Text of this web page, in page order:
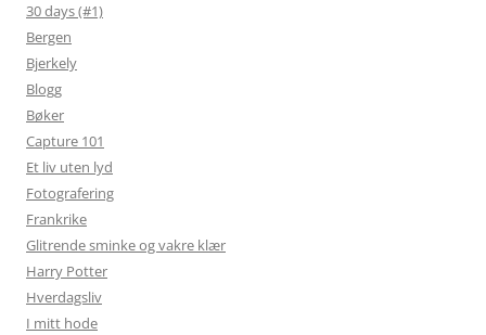
30 days (#1)
Bergen
Bjerkely
Blogg
Bøker
Capture 101
Et liv uten lyd
Fotografering
Frankrike
Glitrende sminke og vakre klær
Harry Potter
Hverdagsliv
I mitt hode